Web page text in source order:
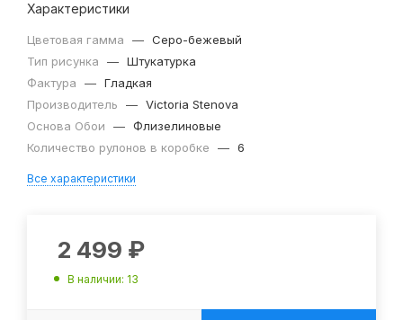
Характеристики
Цветовая гамма — Серо-бежевый
Тип рисунка
— Штукатурка
Фактура
— Гладкая
Производитель
— Victoria Stenova
Основа Обои
— Флизелиновые
Количество рулонов в коробке
— 6
Все характеристики
2 499 ₽
В наличии: 13